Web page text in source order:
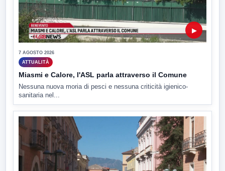
▶
7 AGOSTO 2026
ATTUALITÀ
Miasmi e Calore, l'ASL parla attraverso il Comune
Nessuna nuova moria di pesci e nessuna criticità igienico-
sanitaria nel...